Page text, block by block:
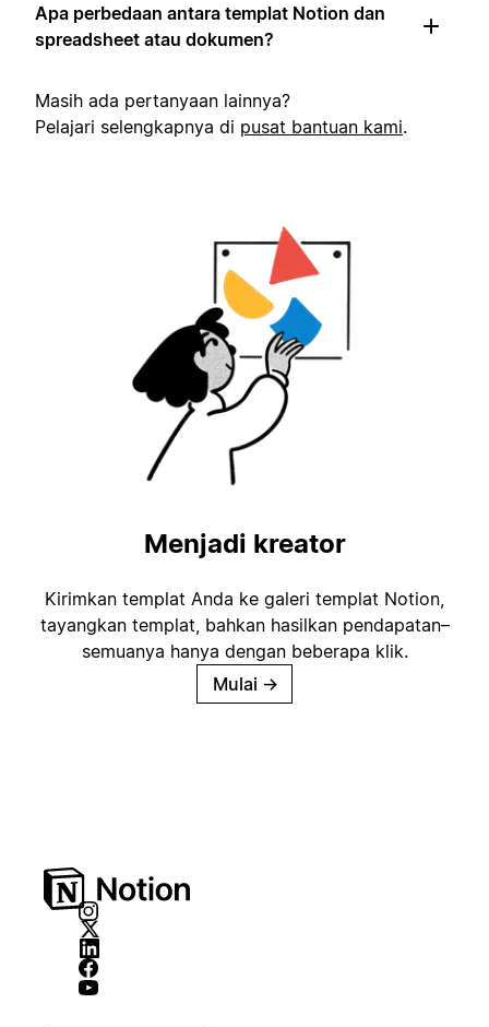
Apa perbedaan antara templat Notion dan
spreadsheet atau dokumen?
Masih ada pertanyaan lainnya?
Pelajari selengkapnya di pusat bantuan kami.
Menjadi kreator
Kirimkan templat Anda ke galeri templat Notion,
tayangkan templat, bahkan hasilkan pendapatan–
semuanya hanya dengan beberapa klik.
Mulai →